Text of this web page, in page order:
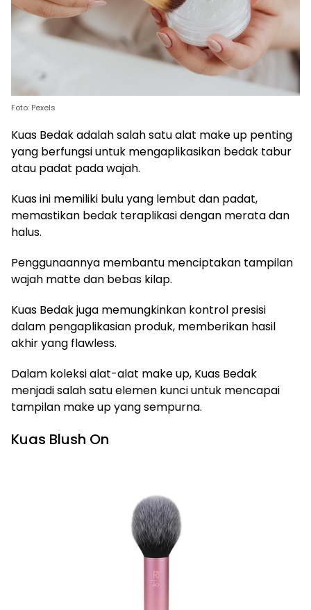
Foto: Pexels
Kuas Bedak adalah salah satu alat make up penting
yang berfungsi untuk mengaplikasikan bedak tabur
atau padat pada wajah.
Kuas ini memiliki bulu yang lembut dan padat,
memastikan bedak teraplikasi dengan merata dan
halus.
Penggunaannya membantu menciptakan tampilan
wajah matte dan bebas kilap.
Kuas Bedak juga memungkinkan kontrol presisi
dalam pengaplikasian produk, memberikan hasil
akhir yang flawless.
Dalam koleksi alat-alat make up, Kuas Bedak
menjadi salah satu elemen kunci untuk mencapai
tampilan make up yang sempurna.
Kuas Blush On